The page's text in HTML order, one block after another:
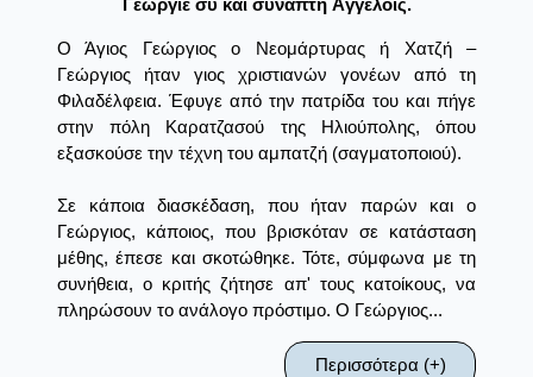
Γεώργιε συ και συνάπτη Aγγέλοις.
Ο Άγιος Γεώργιος ο Νεομάρτυρας ή Χατζή –
Γεώργιος ήταν γιος χριστιανών γονέων από τη
Φιλαδέλφεια. Έφυγε από την πατρίδα του και πήγε
στην πόλη Καρατζασού της Ηλιούπολης, όπου
εξασκούσε την τέχνη του αμπατζή (σαγματοποιού).
Σε κάποια διασκέδαση, που ήταν παρών και ο
Γεώργιος, κάποιος, που βρισκόταν σε κατάσταση
μέθης, έπεσε και σκοτώθηκε. Τότε, σύμφωνα με τη
συνήθεια, ο κριτής ζήτησε απ' τους κατοίκους, να
πληρώσουν το ανάλογο πρόστιμο. Ο Γεώργιος...
Περισσότερα (+)